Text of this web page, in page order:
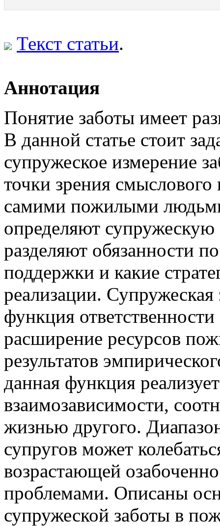
Текст статьи.
Аннотация
Понятие заботы имеет
В данной статье стоит
супружеское измерение
точки зрения смыслового
самими пожилыми
определяют супружескую
разделяют обязанности
поддержки и какие
реализации. Супружеская
функция
расширение ресурсов
результатов
данная функция
взаимозависимости,
жизнью другого.
супругов может
возрастающей
проблемами. Описаны
супружеской заботы в